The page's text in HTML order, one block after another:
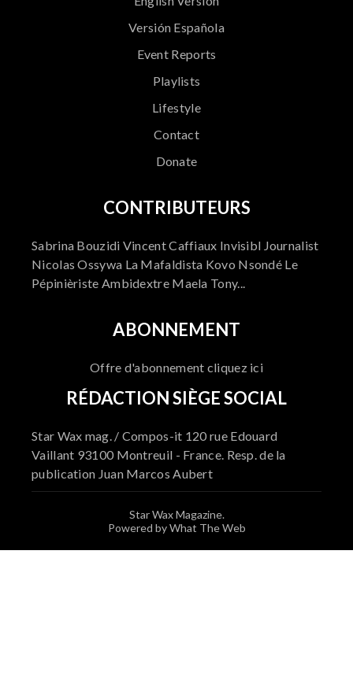
Versión Española
Event Reports
Playlists
Lifestyle
Contact
Donate
CONTRIBUTEURS
Sabrina Bouzidi Vincent Caffiaux Invisibl Journalist
Nicolas Ossywa La Mafaldista Kovo Nsondé Le
Pépinièriste Ambidextre Maela Tony...
ABONNEMENT
Offre d'abonnement cliquez ici
RÉDACTION SIÈGE SOCIAL
Star Wax mag. / Compos-it 120 rue Edouard
Vaillant 93100 Montreuil - France. Resp. de la
publication Juan Marcos Aubert
Star Wax Magazine.
Powered by What The Web